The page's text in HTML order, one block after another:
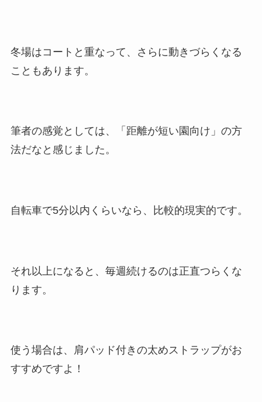
冬場はコートと重なって、さらに動きづらくなる
こともあります。
筆者の感覚としては、「距離が短い園向け」の方
法だなと感じました。
自転車で5分以内くらいなら、比較的現実的です。
それ以上になると、毎週続けるのは正直つらくな
ります。
使う場合は、肩パッド付きの太めストラップがお
すすめですよ！